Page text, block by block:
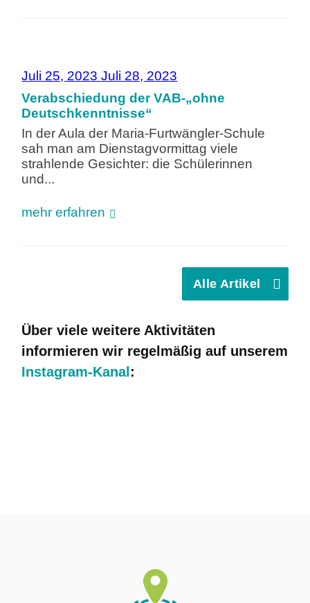
Juli 25, 2023Juli 28, 2023
Verabschiedung der VAB-„ohne
Deutschkenntnisse“
In der Aula der Maria-Furtwängler-Schule
sah man am Dienstagvormittag viele
strahlende Gesichter: die Schülerinnen
und...
mehr erfahren
Alle Artikel
Über viele weitere Aktivitäten
informieren wir regelmäßig auf unserem
Instagram-Kanal :